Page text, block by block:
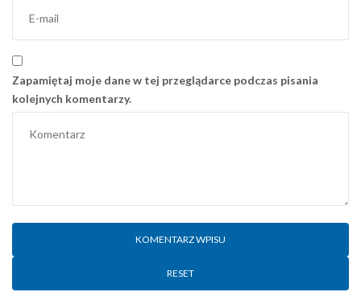
Zapamiętaj moje dane w tej przeglądarce podczas pisania
kolejnych komentarzy.
RESET